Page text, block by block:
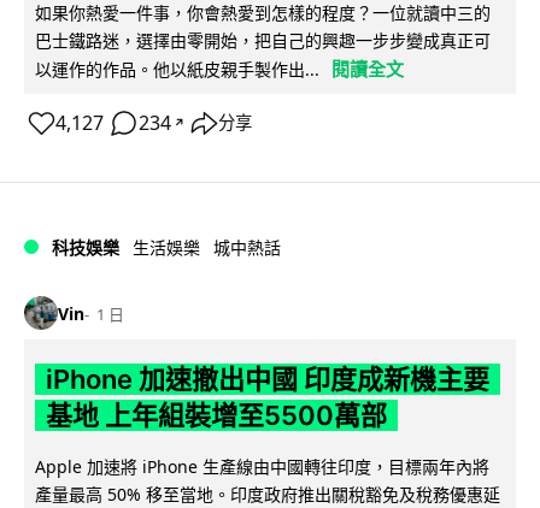
如果你熱愛一件事，你會熱愛到怎樣的程度？一位就讀中三的
巴士鐵路迷，選擇由零開始，把自己的興趣一步步變成真正可
以運作的作品。他以紙皮親手製作出...
閱讀全文
4,127 234 ↗ 分享
科技娛樂 生活娛樂 城中熱話
Vin 1 日
iPhone 加速撤出中國 印度成新機主要
基地 上年組裝增至5500萬部
Apple 加速將 iPhone 生產線由中國轉往印度，目標兩年內將
產量最高 50% 移至當地。印度政府推出關稅豁免及稅務優惠延